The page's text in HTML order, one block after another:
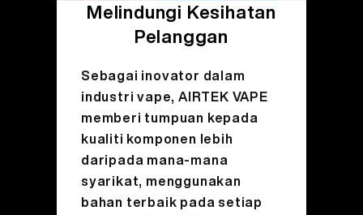
Melindungi Kesihatan
Pelanggan
Sebagai inovator dalam
industri vape, AIRTEK VAPE
memberi tumpuan kepada
kualiti komponen lebih
daripada mana-mana
syarikat, menggunakan
bahan terbaik pada setiap